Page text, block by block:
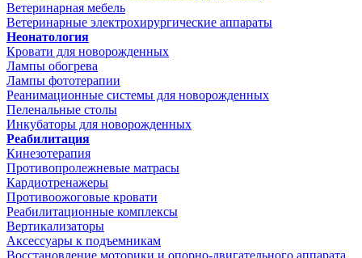
Ветеринарная мебель
Ветеринарные электрохирургические аппараты
Неонатология
Кровати для новорожденных
Лампы обогрева
Лампы фототерапии
Реанимационные системы для новорожденных
Пеленальные столы
Инкубаторы для новорожденных
Реабилитация
Кинезотерапия
Противопролежневые матрасы
Кардиотренажеры
Противоожоговые кровати
Реабилитационные комплексы
Вертикализаторы
Аксессуары к подъемникам
Восстановление моторики и опорно-двигательного аппарата